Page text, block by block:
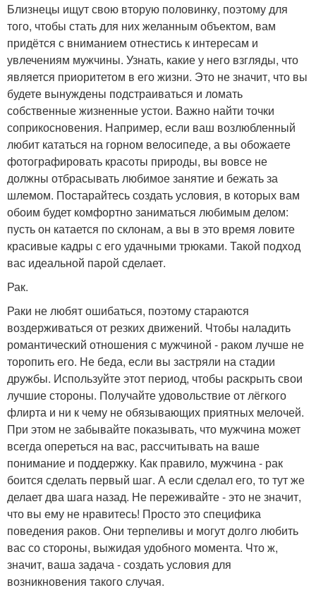
Близнецы ищут свою вторую половинку, поэтому для
того, чтобы стать для них желанным объектом, вам
придётся с вниманием отнестись к интересам и
увлечениям мужчины. Узнать, какие у него взгляды, что
является приоритетом в его жизни. Это не значит, что вы
будете вынуждены подстраиваться и ломать
собственные жизненные устои. Важно найти точки
соприкосновения. Например, если ваш возлюбленный
любит кататься на горном велосипеде, а вы обожаете
фотографировать красоты природы, вы вовсе не
должны отбрасывать любимое занятие и бежать за
шлемом. Постарайтесь создать условия, в которых вам
обоим будет комфортно заниматься любимым делом:
пусть он катается по склонам, а вы в это время ловите
красивые кадры с его удачными трюками. Такой подход
вас идеальной парой сделает.
Рак.
Раки не любят ошибаться, поэтому стараются
воздерживаться от резких движений. Чтобы наладить
романтический отношения с мужчиной - раком лучше не
торопить его. Не беда, если вы застряли на стадии
дружбы. Используйте этот период, чтобы раскрыть свои
лучшие стороны. Получайте удовольствие от лёгкого
флирта и ни к чему не обязывающих приятных мелочей.
При этом не забывайте показывать, что мужчина может
всегда опереться на вас, рассчитывать на ваше
понимание и поддержку. Как правило, мужчина - рак
боится сделать первый шаг. А если сделал его, то тут же
делает два шага назад. Не переживайте - это не значит,
что вы ему не нравитесь! Просто это специфика
поведения раков. Они терпеливы и могут долго любить
вас со стороны, выжидая удобного момента. Что ж,
значит, ваша задача - создать условия для
возникновения такого случая.